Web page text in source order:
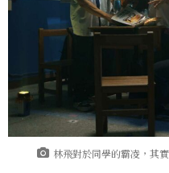
林飛對於同學的霸凌，其